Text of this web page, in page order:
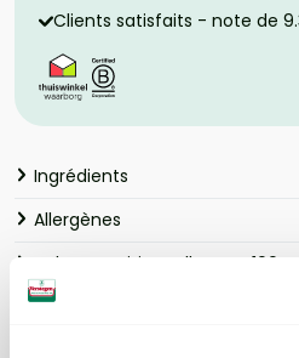
Clients satisfaits - note de
Ingrédients
Allergènes
Valeur nutritionnelle pour 100
EAN: 8712200985743 |